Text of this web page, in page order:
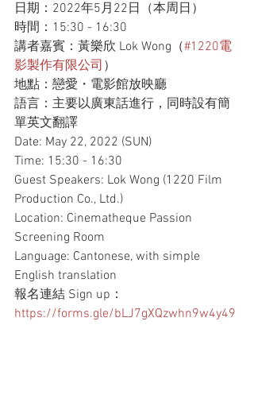
日期：2022年5月22日（本周日）
時間：15:30 - 16:30
講者嘉賓：黃樂欣 Lok Wong（#1220電
影製作有限公司 ）
地點：戀愛・電影館放映廳
語言：主要以廣東話進行，同時設有簡
單英文翻譯
Date: May 22, 2022 (SUN)
Time: 15:30 - 16:30
Guest Speakers: Lok Wong (1220 Film
Production Co., Ltd.)
Location: Cinematheque Passion
Screening Room
Language: Cantonese, with simple
English translation
報名連結 Sign up：
https://forms.gle/bLJ7gXQzwhn9w4y49